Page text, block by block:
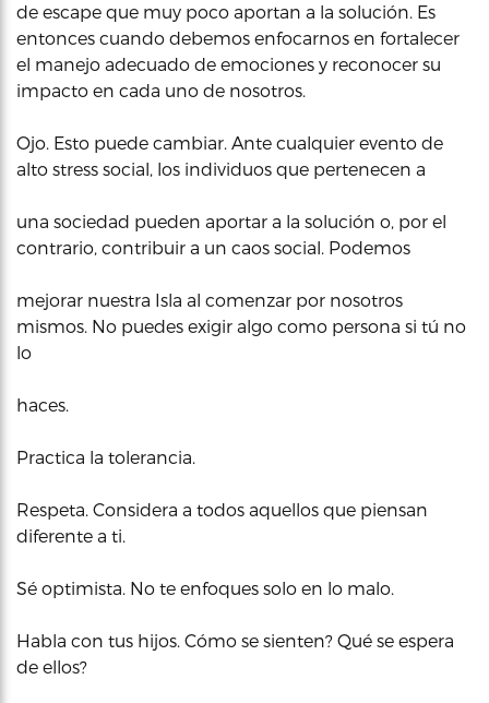
de escape que muy poco aportan a la solución. Es
entonces cuando debemos enfocarnos en fortalecer
el manejo adecuado de emociones y reconocer su
impacto en cada uno de nosotros.
Ojo. Esto puede cambiar. Ante cualquier evento de
alto stress social, los individuos que pertenecen a
una sociedad pueden aportar a la solución o, por el
contrario, contribuir a un caos social. Podemos
mejorar nuestra Isla al comenzar por nosotros
mismos. No puedes exigir algo como persona si tú no
lo
haces.
Practica la tolerancia.
Respeta. Considera a todos aquellos que piensan
diferente a ti.
Sé optimista. No te enfoques solo en lo malo.
Habla con tus hijos. Cómo se sienten? Qué se espera
de ellos?